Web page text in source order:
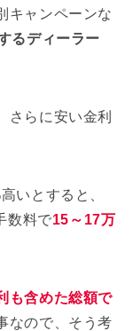
キャンペーンな
るディーラー
さらに安い金利
いとすると、
数料で15～17万
も含めた総額で
なので、そう考